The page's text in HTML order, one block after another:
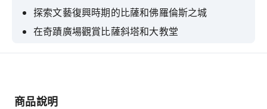
探索文藝復興時期的比薩和佛羅倫斯之城
在奇蹟廣場觀賞比薩斜塔和大教堂
從您的私人司機/導遊那裡獲得資訊豐富的講解。
商品說明